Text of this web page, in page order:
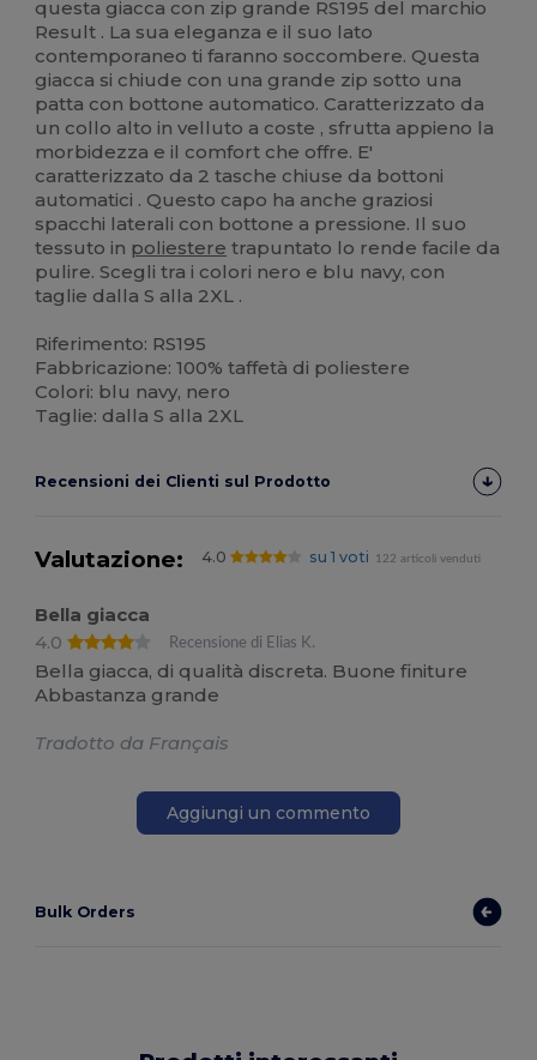
questa giacca con zip grande RS195 del marchio
Result . La sua eleganza e il suo lato
contemporaneo ti faranno soccombere. Questa
giacca si chiude con una grande zip sotto una
patta con bottone automatico. Caratterizzato da
un collo alto in velluto a coste , sfrutta appieno la
morbidezza e il comfort che offre. E'
caratterizzato da 2 tasche chiuse da bottoni
automatici . Questo capo ha anche graziosi
spacchi laterali con bottone a pressione. Il suo
tessuto in poliestere trapuntato lo rende facile da
pulire. Scegli tra i colori nero e blu navy, con
taglie dalla S alla 2XL .
Riferimento: RS195
Fabbricazione: 100% taffetà di poliestere
Colori: blu navy, nero
Taglie: dalla S alla 2XL
Recensioni dei Clienti sul Prodotto
Valutazione: 4.0 su 1 voti 122 articoli venduti
Bella giacca
4.0
Recensione di Elias K.
Bella giacca, di qualità discreta. Buone finiture
Abbastanza grande
Tradotto da Français
Aggiungi un commento
Bulk Orders